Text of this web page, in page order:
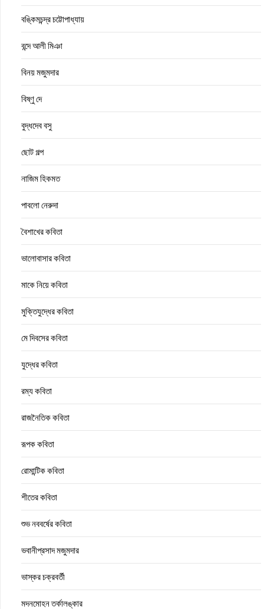
বঙ্কিমচন্দ্র চট্টোপাধ্যায়
বন্দে আলী মিঞা
বিনয় মজুমদার
বিষ্ণু দে
বুদ্ধদেব বসু
ছোট গল্প
নাজিম হিকমত
পাবলো নেরুদা
বৈশাখের কবিতা
ভালোবাসার কবিতা
মাকে নিয়ে কবিতা
মুক্তিযুদ্ধের কবিতা
মে দিবসের কবিতা
যুদ্ধের কবিতা
রম্য কবিতা
রাজনৈতিক কবিতা
রূপক কবিতা
রোমান্টিক কবিতা
শীতের কবিতা
শুভ নববর্ষের কবিতা
ভবানীপ্রসাদ মজুমদার
ভাস্কর চক্রবর্তী
মদনমোহন তর্কালঙ্কার